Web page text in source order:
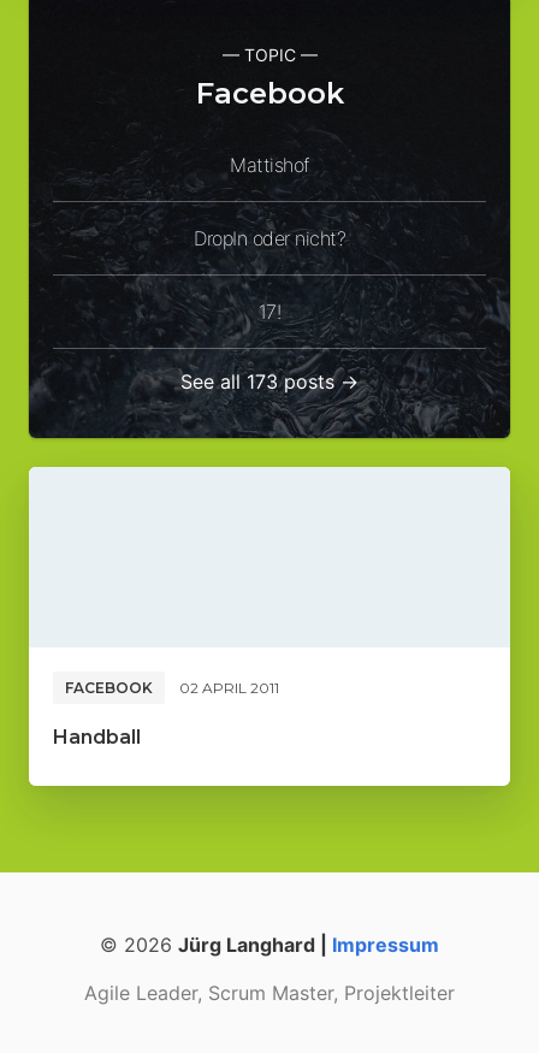
— TOPIC —
Facebook
Mattishof
DropIn oder nicht?
17!
See all 173 posts →
FACEBOOK 02 APRIL 2011
Handball
© 2026 Jürg Langhard | Impressum
Agile Leader, Scrum Master, Projektleiter